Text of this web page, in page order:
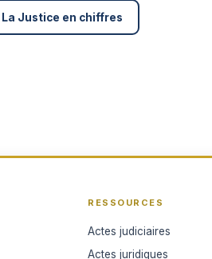
La Justice en chiffres
RESSOURCES
Actes judiciaires
Actes juridiques